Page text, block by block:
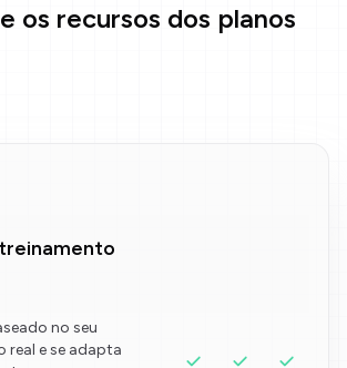
os recursos dos planos
no seu
real e se adapta